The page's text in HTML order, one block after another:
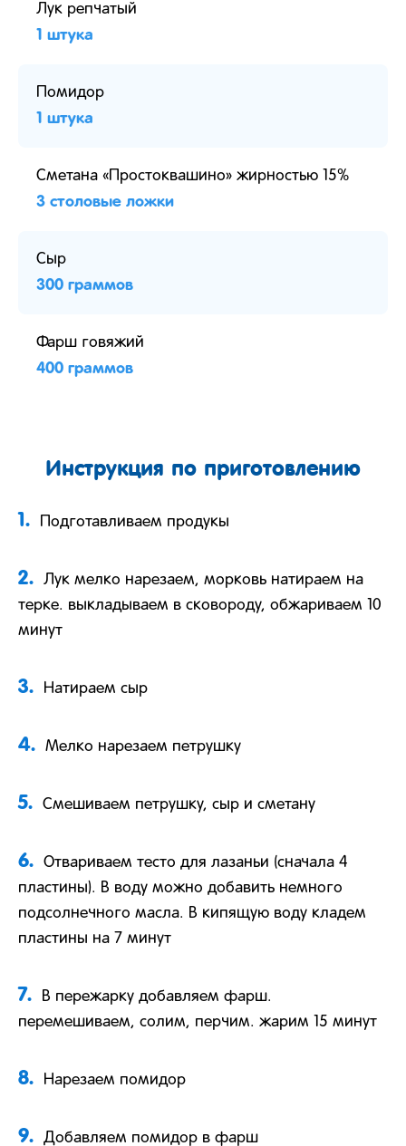
Лук репчатый
1 штука
Помидор
1 штука
Сметана «Простоквашино» жирностью 15%
3 столовые ложки
Сыр
300 граммов
Фарш говяжий
400 граммов
Инструкция по приготовлению
1. Подготавливаем продукы
2.
Лук мелко нарезаем, морковь натираем на
терке. выкладываем в сковороду, обжариваем 10
минут
3. Натираем сыр
4. Мелко нарезаем петрушку
5. Смешиваем петрушку, сыр и сметану
6.
Отвариваем тесто для лазаньи (сначала 4
пластины). В воду можно добавить немного
подсолнечного масла. В кипящую воду кладем
пластины на 7 минут
7.
В пережарку добавляем фарш.
перемешиваем, солим, перчим. жарим 15 минут
8. Нарезаем помидор
9. Добавляем помидор в фарш